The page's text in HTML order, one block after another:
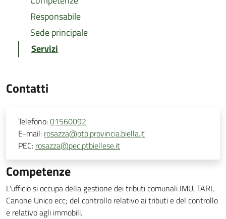
Responsabile
Sede principale
Servizi
Contatti
Telefono:01560092
E-mail: rosazza@ptb.provincia.biella.it
PEC: rosazza@pec.ptbiellese.it
Competenze
L'ufficio si occupa della gestione dei tributi comunali IMU, TARI,
Canone Unico ecc; del controllo relativo ai tributi e del controllo
e relativo agli immobili.